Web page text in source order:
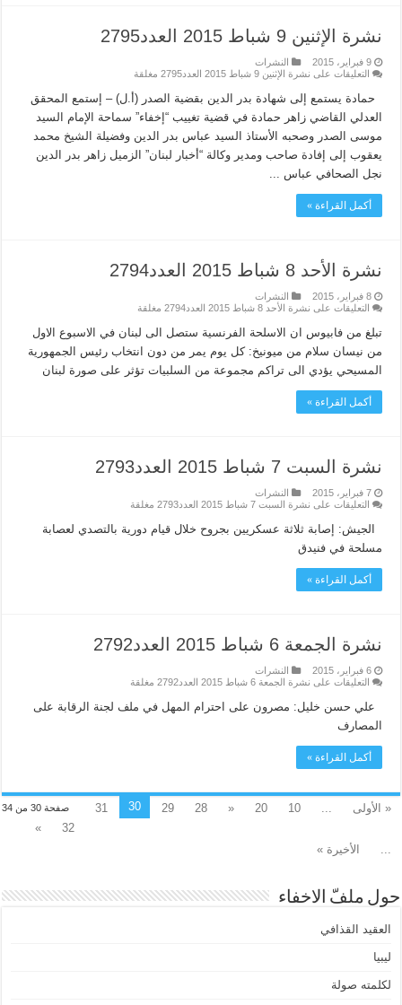
نشرة الإثنين 9 شباط 2015 العدد2795
9 فبراير، 2015
النشرات
التعليقات على نشرة الإثنين 9 شباط 2015 العدد2795 مغلقة
حمادة يستمع إلى شهادة بدر الدين بقضية الصدر (أ.ل) – إستمع المحقق
العدلي القاضي زاهر حمادة في قضية تغييب “إخفاء” سماحة الإمام السيد
موسى الصدر وصحبه الأستاذ السيد عباس بدر الدين وفضيلة الشيخ محمد
يعقوب إلى إفادة صاحب ومدير وكالة “أخبار لبنان” الزميل زاهر بدر الدين
نجل الصحافي عباس ...
أكمل القراءة »
نشرة الأحد 8 شباط 2015 العدد2794
8 فبراير، 2015
النشرات
التعليقات على نشرة الأحد 8 شباط 2015 العدد2794 مغلقة
تبلغ من فابيوس ان الاسلحة الفرنسية ستصل الى لبنان في الاسبوع الاول
من نيسان سلام من ميونيخ: كل يوم يمر من دون انتخاب رئيس الجمهورية
المسيحي يؤدي الى تراكم مجموعة من السلبيات تؤثر على صورة لبنان
أكمل القراءة »
نشرة السبت 7 شباط 2015 العدد2793
7 فبراير، 2015
النشرات
التعليقات على نشرة السبت 7 شباط 2015 العدد2793 مغلقة
الجيش: إصابة ثلاثة عسكريين بجروح خلال قيام دورية بالتصدي لعصابة
مسلحة في فنيدق
أكمل القراءة »
نشرة الجمعة 6 شباط 2015 العدد2792
6 فبراير، 2015
النشرات
التعليقات على نشرة الجمعة 6 شباط 2015 العدد2792 مغلقة
علي حسن خليل: مصرون على احترام المهل في ملف لجنة الرقابة على
المصارف
أكمل القراءة »
صفحة 30 من 34 « الأولى ...
10
20
«
28
29
30
31
32
»
...
الأخيرة »
حول ملفّ الاخفاء
العقيد القذافي
ليبيا
لكلمته صولة